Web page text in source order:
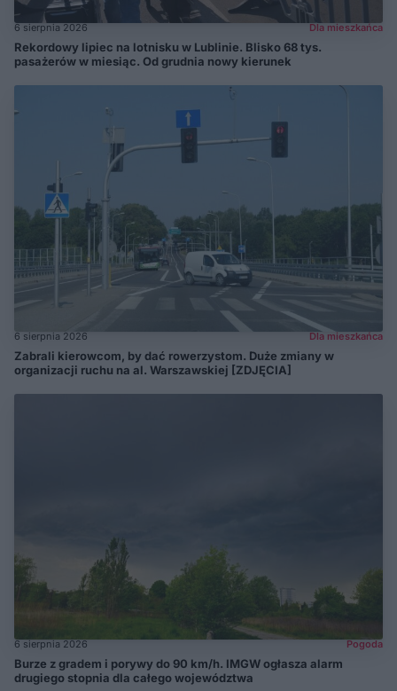
6 sierpnia 2026 Dla mieszkańca
Rekordowy lipiec na lotnisku w Lublinie. Blisko 68 tys.
pasażerów w miesiąc. Od grudnia nowy kierunek
6 sierpnia 2026 Dla mieszkańca
Zabrali kierowcom, by dać rowerzystom. Duże zmiany w
organizacji ruchu na al. Warszawskiej [ZDJĘCIA]
6 sierpnia 2026 Pogoda
Burze z gradem i porywy do 90 km/h. IMGW ogłasza alarm
drugiego stopnia dla całego województwa